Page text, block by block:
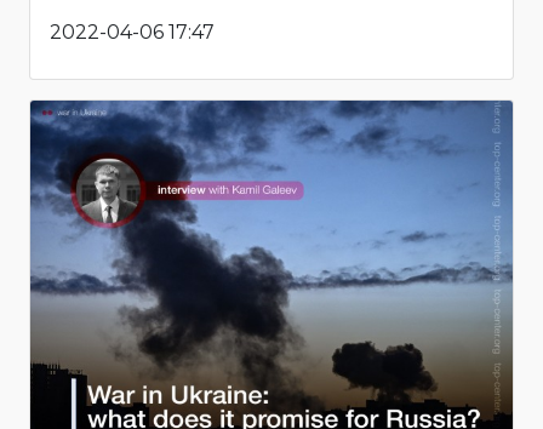
2022-04-06 17:47